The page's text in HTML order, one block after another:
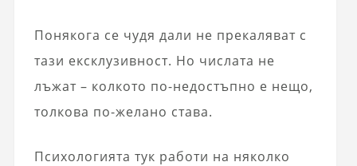
Понякога се чудя дали не прекаляват с
тази ексклузивност. Но числата не
лъжат – колкото по-недостъпно е нещо,
толкова по-желано става.
Психологията тук работи на няколко